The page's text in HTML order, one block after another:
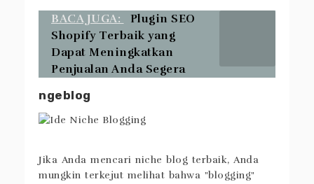
BACA JUGA:
Plugin SEO
Shopify Terbaik yang
Dapat Meningkatkan
Penjualan Anda Segera
ngeblog
Jika Anda mencari niche blog terbaik, Anda
mungkin terkejut melihat bahwa "blogging"